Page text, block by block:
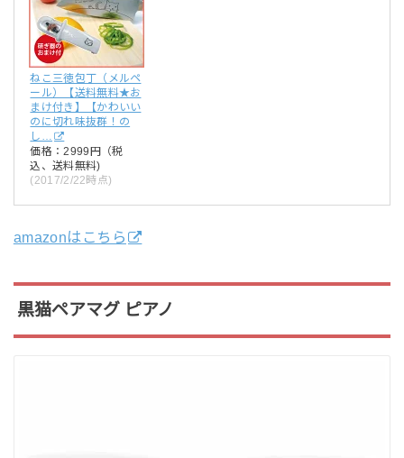
ねこ三徳包丁（メルペ
ール）【送料無料★お
まけ付き】【かわいい
のに切れ味抜群！の
し…
価格：2999円（税
込、送料無料)
(2017/2/22時点)
amazonはこちら
黒猫ペアマグ ピアノ